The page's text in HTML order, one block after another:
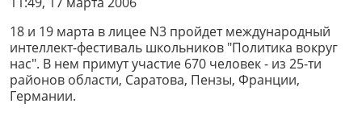
18 и 19 марта в лицее N3 пройдет международный
интеллект-фестиваль школьников "Политика вокруг
нас". В нем примут участие 670 человек - из 25-ти
районов области, Саратова, Пензы, Франции,
Германии.